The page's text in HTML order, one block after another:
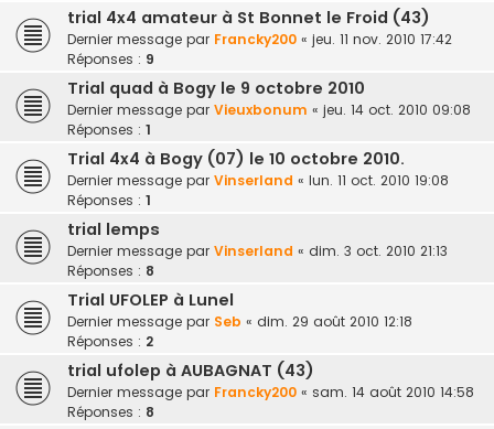
trial 4x4 amateur à St Bonnet le Froid (43)
Dernier message par Francky200 « jeu. 11 nov. 2010 17:42
Réponses : 9
Trial quad à Bogy le 9 octobre 2010
Dernier message par Vieuxbonum « jeu. 14 oct. 2010 09:08
Réponses : 1
Trial 4x4 à Bogy (07) le 10 octobre 2010.
Dernier message par Vinserland « lun. 11 oct. 2010 19:08
Réponses : 1
trial lemps
Dernier message par Vinserland « dim. 3 oct. 2010 21:13
Réponses : 8
Trial UFOLEP à Lunel
Dernier message par Seb « dim. 29 août 2010 12:18
Réponses : 2
trial ufolep à AUBAGNAT (43)
Dernier message par Francky200 « sam. 14 août 2010 14:58
Réponses : 8